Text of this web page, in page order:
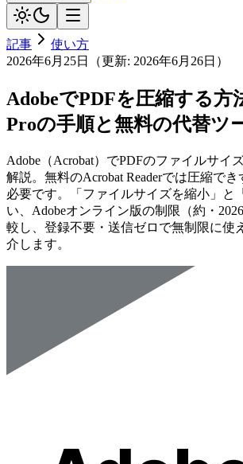
記事
使い方
2026年6月25日
（更新: 2026年6月26日 ）
AdobeでPDFを圧縮する方
Proの手順と無料の代替ツ
Adobe（Acrobat）でPDFのファイルサイ
解説。無料のAcrobat Readerでは圧縮でき
必要です。「ファイルサイズを縮小」と
い、Adobeオンライン版の制限（約・
較し、登録不要・送信ゼロで無制限に使
介します。